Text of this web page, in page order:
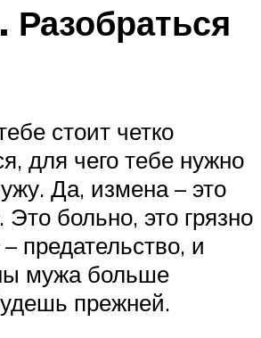
Разобраться
стоит четко
для чего тебе нужно
Да, измена – это
Это больно, это грязно
предательство, и
мужа больше
прежней.